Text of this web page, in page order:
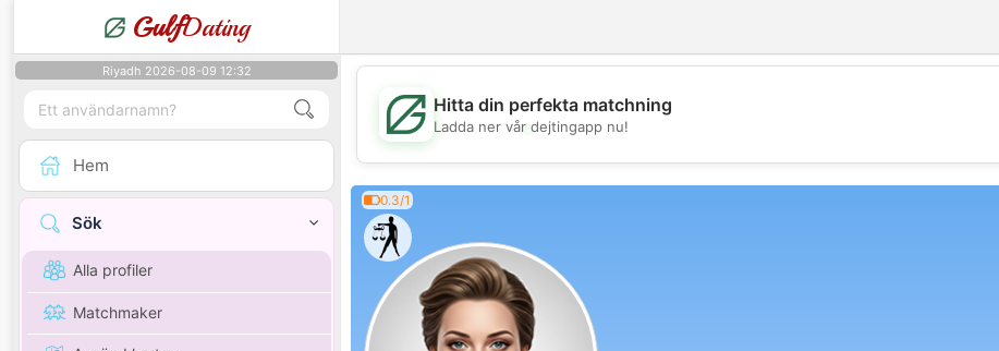
GulfDating
Riyadh 2026-08-09 12:32
Hem
Sök
Alla profiler
Matchmaker
💖
Hitta din perfekta matchning
Ladda ner vår dejtingapp nu!
0.3/1